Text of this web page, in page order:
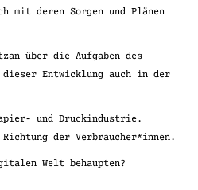
mit deren Sorgen und Plänen
über die Aufgaben des
dieser Entwicklung auch in der
und Druckindustrie.
der Verbraucher*innen.
Welt behaupten?